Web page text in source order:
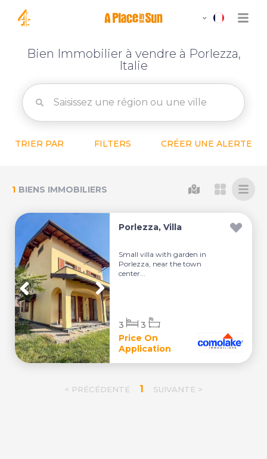
Bien Immobilier à vendre à Porlezza,
Italie
TRIER PAR FILTERS CRÉER UNE ALERTE
1 BIENS IMMOBILIERS
Porlezza, Villa
Small villa with garden in
Porlezza, near the town
center...
Price On
Application
3 3
< PRÉCÉDENTE 1 SUIVANTE >